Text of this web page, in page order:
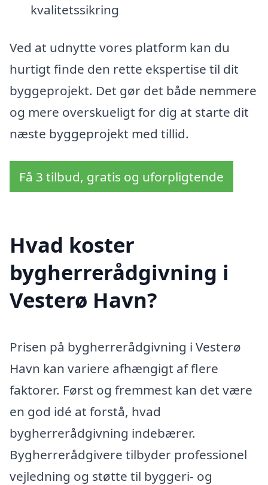
kvalitetssikring
Ved at udnytte vores platform kan du
hurtigt finde den rette ekspertise til dit
byggeprojekt. Det gør det både nemmere
og mere overskueligt for dig at starte dit
næste byggeprojekt med tillid.
Få 3 tilbud, gratis og uforpligtende
Hvad koster
bygherrerådgivning i
Vesterø Havn?
Prisen på bygherrerådgivning i Vesterø
Havn kan variere afhængigt af flere
faktorer. Først og fremmest kan det være
en god idé at forstå, hvad
bygherrerådgivning indebærer.
Bygherrerådgivere tilbyder professionel
vejledning og støtte til byggeri- og